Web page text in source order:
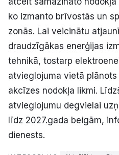
ko izmanto brīvostās un
zonās. Lai veicinātu
draudzīgākas enerģijas
tehnikā, tostarp
atvieglojuma vietā
akcīzes nodokļa likmi.
atvieglojumu degvielai
līdz 2027.gada beigām,
dienests.